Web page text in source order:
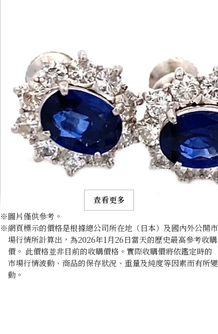
Platinum (Pt900) earrings
收購參考價格
查看更多
※圖片僅供參考。
※網頁標示的價格是根據總公司所在地（日本）及國內外公開市
場行情所計算出，為2026年1月26日當天的歷史最高參考收購
價。 此價格並非目前的收購價格。實際收購價將依鑑定時的
市場行情波動、商品的保存狀況、重量及純度等因素而有所變
動。